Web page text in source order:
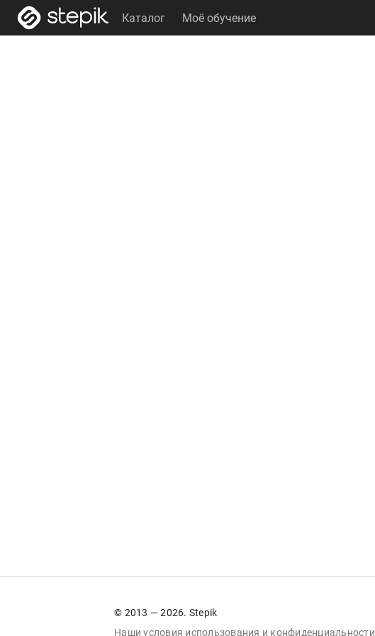
Каталог Моё обучение
© 2013 — 2026. Stepik
Наши условия использования и конфиденциальности